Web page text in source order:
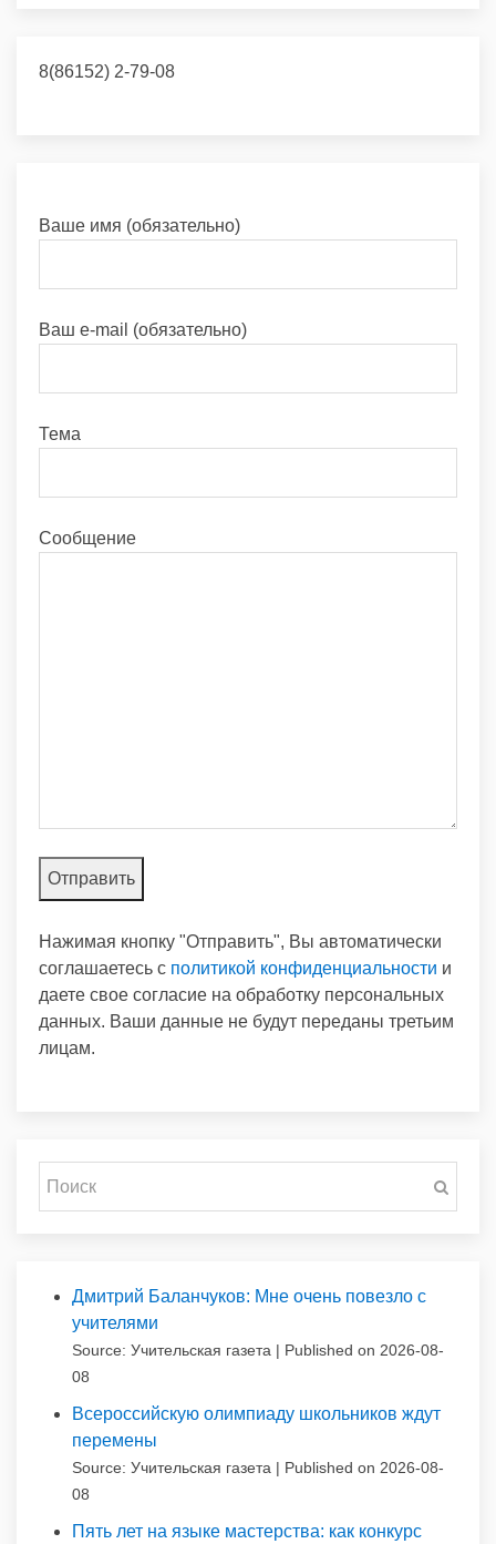
8(86152) 2-79-08
Ваше имя (обязательно)
Ваш e-mail (обязательно)
Тема
Сообщение
Нажимая кнопку "Отправить", Вы автоматически
соглашаетесь с политикой конфиденциальности и
даете свое согласие на обработку персональных
данных. Ваши данные не будут переданы третьим
лицам.
Дмитрий Баланчуков: Мне очень повезло с
учителями
Source: Учительская газета
Published on 2026-08-
08
Всероссийскую олимпиаду школьников ждут
перемены
Source: Учительская газета
Published on 2026-08-
08
Пять лет на языке мастерства: как конкурс